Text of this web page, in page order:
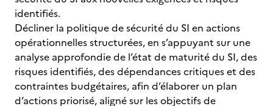
identifiés.
Décliner la politique de sécurité du SI en actions
opérationnelles structurées, en s’appuyant sur une
analyse approfondie de l’état de maturité du SI, des
risques identifiés, des dépendances critiques et des
contraintes budgétaires, afin d’élaborer un plan
d’actions priorisé, aligné sur les objectifs de